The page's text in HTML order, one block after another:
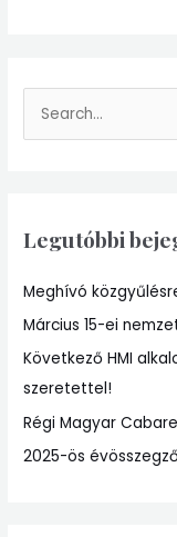
c
f
o
r
:
Legutóbbi
Meghívó
Március 15-ei
Következő HMI
szeretettel!
Régi Magyar
2025-ös